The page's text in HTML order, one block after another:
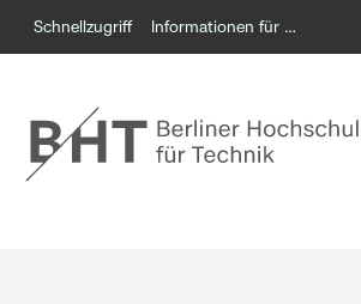
Schnellzugriff Informationen für …